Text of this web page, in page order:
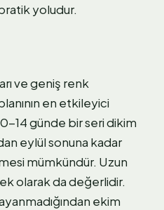
yoludur.
ve geniş renk
en etkileyici
14 günde bir seri dikim
eylül sonuna kadar
mümkündür. Uzun
olarak da değerlidir.
ekim